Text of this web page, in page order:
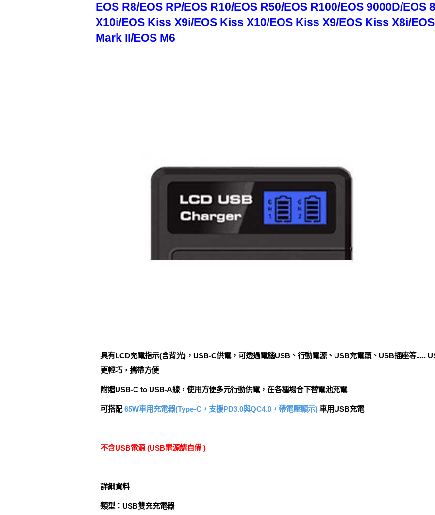
EOS R8/EOS RP/EOS R10/EOS R50/EOS R100/EOS 9000D/EOS
X10i/EOS Kiss X9i/EOS Kiss X10/EOS Kiss X9/EOS Kiss X8i/
Mark II/EOS M6
具有LCD充電指示(含背光)，USB-C供電，可透過電腦USB、行動電源、USB充電頭、USB插座等.....
更輕巧，攜帶方便
附贈USB-C to USB-A線，使用方便多元行動供電，在各種場合下替電池充電
可搭配65W車用充電器(Type-C，支援PD3.0與QC4.0，帶電壓顯示) 車用USB充電
不含USB電源 (USB電源請自備 )
詳細資料
類型：USB雙充充電器